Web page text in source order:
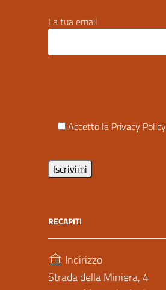
La tua email
Accetto la Privacy Policy
RECAPITI
Indirizzo
Strada della Miniera, 4